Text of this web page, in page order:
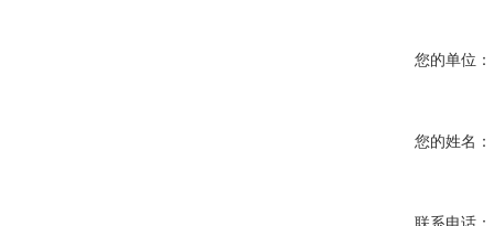
您的单位：
您的姓名：